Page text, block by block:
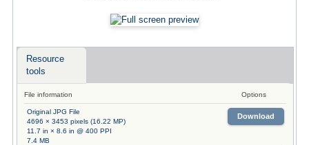
Resource
tools
File information Options
Original JPG File
4696 × 3453 pixels (16.22 MP)
11.7 in × 8.6 in @ 400 PPI
7.4 MB
Download